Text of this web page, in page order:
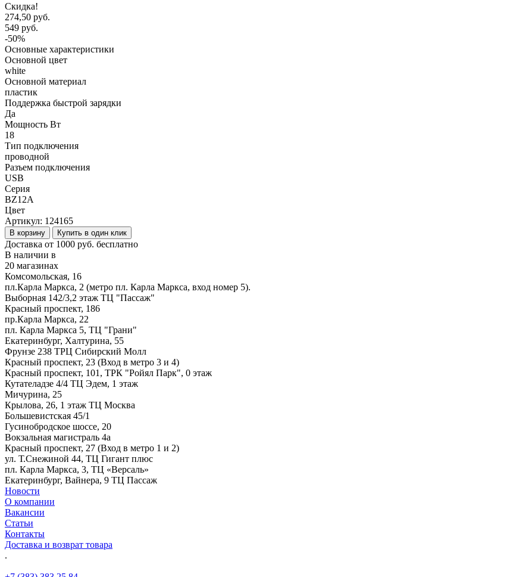
Скидка!
274,50 руб.
549 руб.
-50%
Основные характеристики
Основной цвет
white
Основной материал
пластик
Поддержка быстрой зарядки
Да
Мощность Вт
18
Тип подключения
проводной
Разъем подключения
USB
Серия
BZ12A
Цвет
Артикул: 124165
В корзину Купить в один клик
Доставка от 1000 руб. бесплатно
В наличии в
20 магазинах
Комсомольская, 16
пл.Карла Маркса, 2 (метро пл. Карла Маркса, вход номер 5).
Выборная 142/3,2 этаж ТЦ "Пассаж"
Красный проспект, 186
пр.Карла Маркса, 22
пл. Карла Маркса 5, ТЦ "Грани"
Екатеринбург, Халтурина, 55
Фрунзе 238 ТРЦ Сибирский Молл
Красный проспект, 23 (Вход в метро 3 и 4)
Красный проспект, 101, ТРК "Ройял Парк", 0 этаж
Кутателадзе 4/4 ТЦ Эдем, 1 этаж
Мичурина, 25
Крылова, 26, 1 этаж ТЦ Москва
Большевистская 45/1
Гусинобродское шоссе, 20
Вокзальная магистраль 4а
Красный проспект, 27 (Вход в метро 1 и 2)
ул. Т.Снежиной 44, ТЦ Гигант плюс
пл. Карла Маркса, 3, ТЦ «Версаль»
Екатеринбург, Вайнера, 9 ТЦ Пассаж
Новости
О компании
Вакансии
Статьи
Контакты
Доставка и возврат товара
.